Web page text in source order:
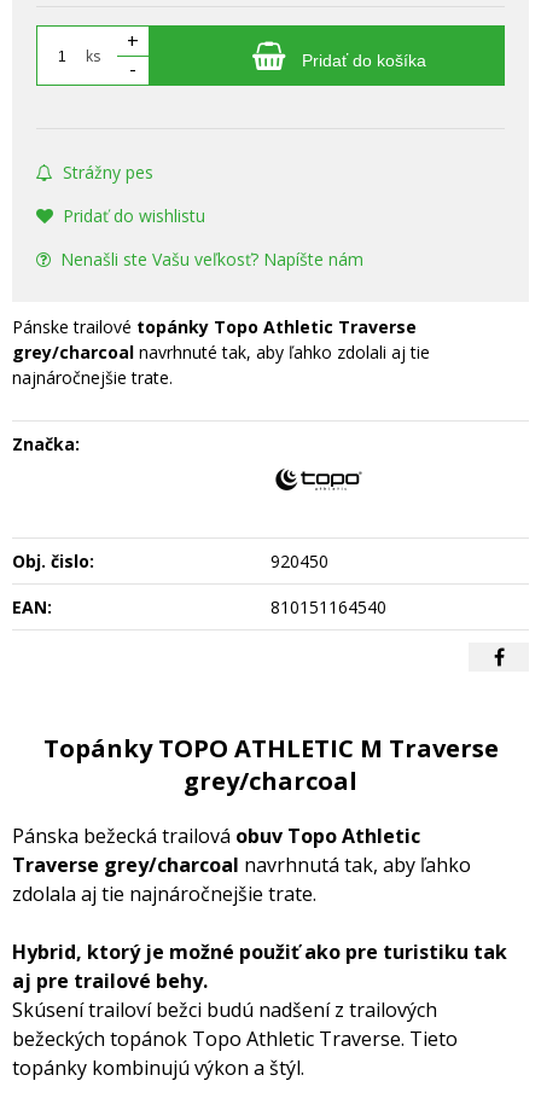
ks
+
-
Pridať do košíka
Strážny pes
Pridať do wishlistu
Nenašli ste Vašu veľkosť? Napíšte nám
Pánske trailové topánky Topo Athletic Traverse
grey/charcoal navrhnuté tak, aby ľahko zdolali aj tie
najnáročnejšie trate.
Značka:
Obj. čislo:
920450
EAN:
810151164540
Topánky TOPO ATHLETIC M Traverse
grey/charcoal
Pánska bežecká trailová obuv Topo Athletic
Traverse grey/charcoal navrhnutá tak, aby ľahko
zdolala aj tie najnáročnejšie trate.
Hybrid, ktorý je možné použiť ako pre turistiku tak
aj pre trailové behy.
Skúsení trailoví bežci budú nadšení z trailových
bežeckých topánok Topo Athletic Traverse. Tieto
topánky kombinujú výkon a štýl.